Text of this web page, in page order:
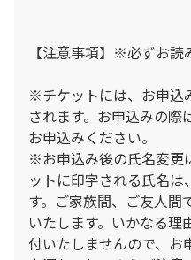
【注意事項】※必ずお読
※チケットには、お申込
されます。お申込みの際
お申込みください。
※お申込み後の氏名変更
ットに印字される氏名
す。ご家族間、ご友人間
いたします。いかなる理
付いたしませんので、お